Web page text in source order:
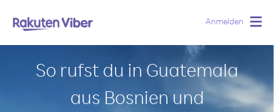
Anmelden
So rufst du in Guatemala
aus Bosnien und